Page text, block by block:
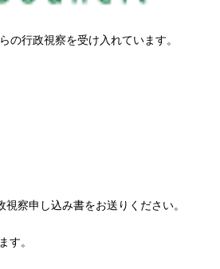
行政視察を受け入れています。
察申し込み書をお送りください。
す。